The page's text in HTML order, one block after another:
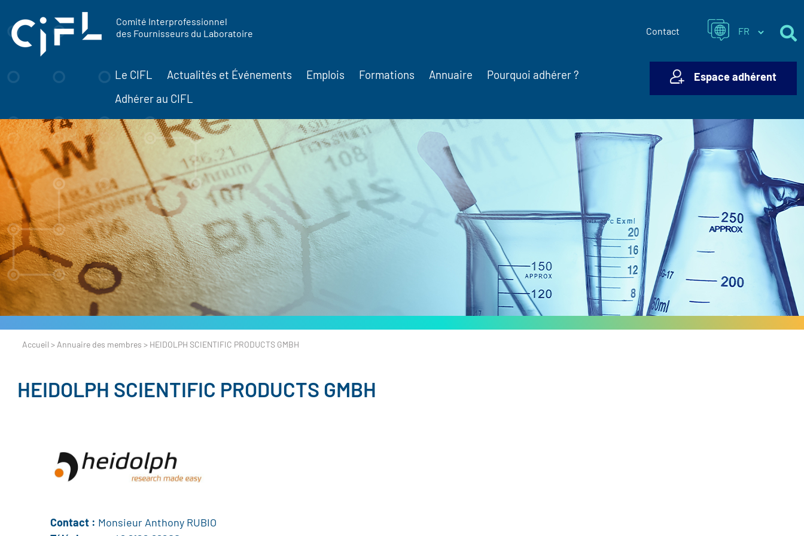
Comité Interprofessionnel
des Fournisseurs du Laboratoire
Contact
Le CIFL Actualités et Événements Emplois Formations Annuaire Pourquoi adhérer ?
Adhérer au CIFL
Espace adhérent
Accueil > Annuaire des membres > HEIDOLPH SCIENTIFIC PRODUCTS GMBH
HEIDOLPH SCIENTIFIC PRODUCTS GMBH
Contact : Monsieur Anthony RUBIO